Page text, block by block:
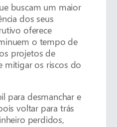
buscam um maior
dos seus
oferece
o tempo de
projetos de
mitigar os riscos do
para desmanchar e
voltar para trás
perdidos,